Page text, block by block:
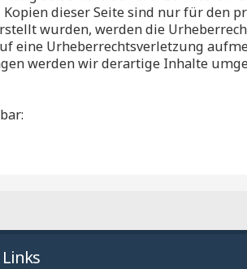
dieser Seite sind nur für den
wurden, werden die
eine Urheberrechtsverletzung
werden wir derartige Inhalte
Links